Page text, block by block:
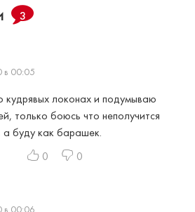
3
в 00:05
локонах и подумываю
только боюсь что неполучится
а буду как барашек.
0 0
в 00:06